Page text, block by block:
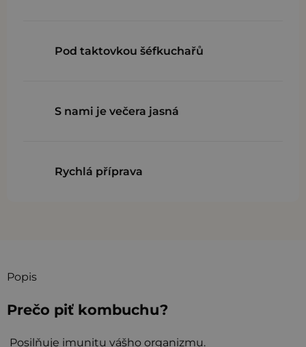
Pod taktovkou šéfkuchařů
S nami je večera jasná
Rychlá příprava
Popis
Prečo piť kombuchu?
Posilňuje imunitu vášho organizmu.